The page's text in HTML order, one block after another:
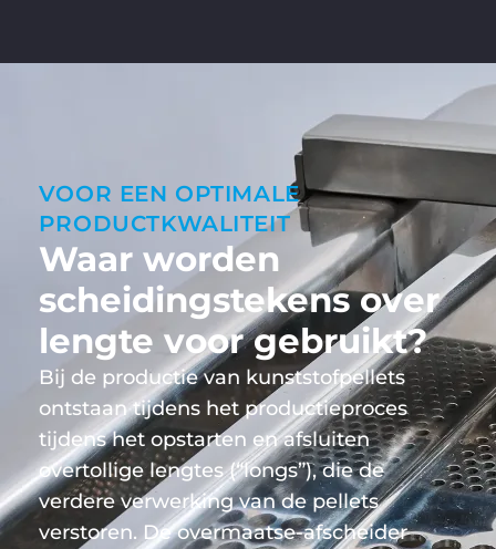
VOOR EEN OPTIMALE
PRODUCTKWALITEIT
Waar worden
scheidingstekens over
lengte voor gebruikt?
Bij de productie van kunststofpellets
ontstaan tijdens het productieproces
tijdens het opstarten en afsluiten
overtollige lengtes (“longs”), die de
verdere verwerking van de pellets
verstoren. De overmaatse-afscheider